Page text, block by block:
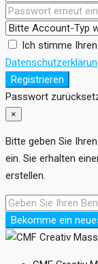
Ich stimme
Registrieren
Passwort
×
Bitte geben Sie
ein. Sie erhalten
erstellen.
Bekomme ein